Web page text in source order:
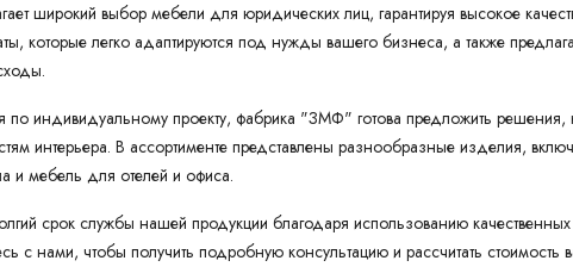
широкий выбор мебели для юридических лиц, гарантируя высокое
которые легко адаптируются под нужды вашего бизнеса, а также
индивидуальному проекту, фабрика "ЗМФ" готова предложить решения,
интерьера. В ассортименте представлены разнообразные изделия,
и мебель для отелей и офиса.
срок службы нашей продукции благодаря использованию
с нами, чтобы получить подробную консультацию и рассчитать стоимость